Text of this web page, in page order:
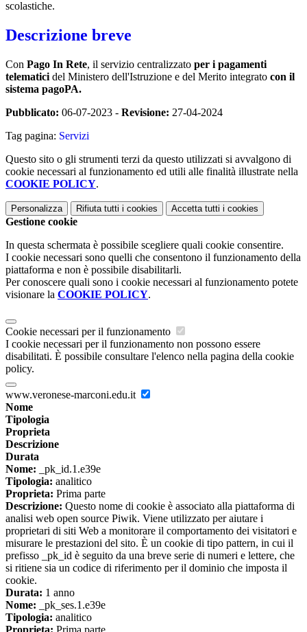
scolastiche.
Descrizione breve
Con Pago In Rete, il servizio centralizzato per i pagamenti
telematici del Ministero dell'Istruzione e del Merito integrato con il
sistema pagoPA.
Pubblicato: 06-07-2023 - Revisione: 27-04-2024
Tag pagina: Servizi
Questo sito o gli strumenti terzi da questo utilizzati si avvalgono di
cookie necessari al funzionamento ed utili alle finalità illustrate nella
COOKIE POLICY.
Personalizza Rifiuta tutti i cookies Accetta tutti i cookies
Gestione cookie
In questa schermata è possibile scegliere quali cookie consentire.
I cookie necessari sono quelli che consentono il funzionamento della
piattaforma e non è possibile disabilitarli.
Per conoscere quali sono i cookie necessari al funzionamento potete
visionare la COOKIE POLICY.
Cookie necessari per il funzionamento
I cookie necessari per il funzionamento non possono essere
disabilitati. È possibile consultare l'elenco nella pagina della cookie
policy.
www.veronese-marconi.edu.it
Nome
Tipologia
Proprieta
Descrizione
Durata
Nome: _pk_id.1.e39e
Tipologia: analitico
Proprieta: Prima parte
Descrizione: Questo nome di cookie è associato alla piattaforma di
analisi web open source Piwik. Viene utilizzato per aiutare i
proprietari di siti Web a monitorare il comportamento dei visitatori e
misurare le prestazioni del sito. È un cookie di tipo pattern, in cui il
prefisso _pk_id è seguito da una breve serie di numeri e lettere, che
si ritiene sia un codice di riferimento per il dominio che imposta il
cookie.
Durata: 1 anno
Nome: _pk_ses.1.e39e
Tipologia: analitico
Proprieta: Prima parte